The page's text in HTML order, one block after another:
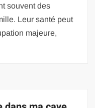
souvent des
Leur santé peut
majeure,